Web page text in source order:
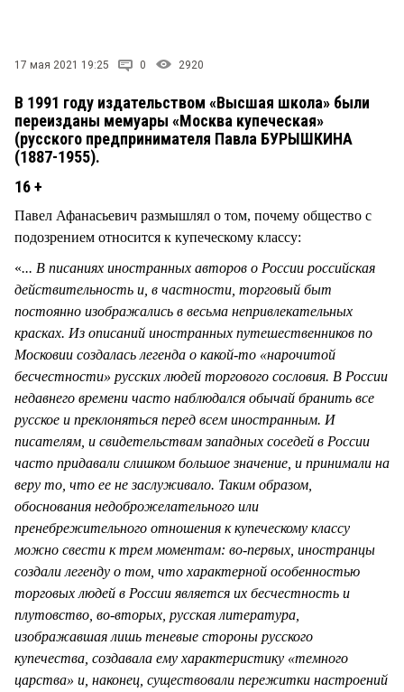
17 мая 2021 19:25 0 2920
В 1991 году издательством «Высшая школа» были
переизданы мемуары «Москва купеческая»
(русского предпринимателя Павла БУРЫШКИНА
(1887-1955).
16 +
Павел Афанасьевич размышлял о том, почему общество с
подозрением относится к купеческому классу:
«... В писаниях иностранных авторов о России российская
действительность и, в частности, торговый быт
постоянно изображались в весьма непривлекательных
красках. Из описаний иностранных путешественников по
Московии создалась легенда о какой-то «нарочитой
бесчестности» русских людей торгового сословия. В России
недавнего времени часто наблюдался обычай бранить все
русское и преклоняться перед всем иностранным. И
писателям, и свидетельствам западных соседей в России
часто придавали слишком большое значение, и принимали на
веру то, что ее не заслуживало. Таким образом,
обоснования недоброжелательного или
пренебрежительного отношения к купеческому классу
можно свести к трем моментам: во-первых, иностранцы
создали легенду о том, что характерной особенностью
торговых людей в России является их бесчестность и
плутовство, во-вторых, русская литература,
изображавшая лишь теневые стороны русского
купечества, создавала ему характеристику «темного
царства» и, наконец, существовали пережитки настроений